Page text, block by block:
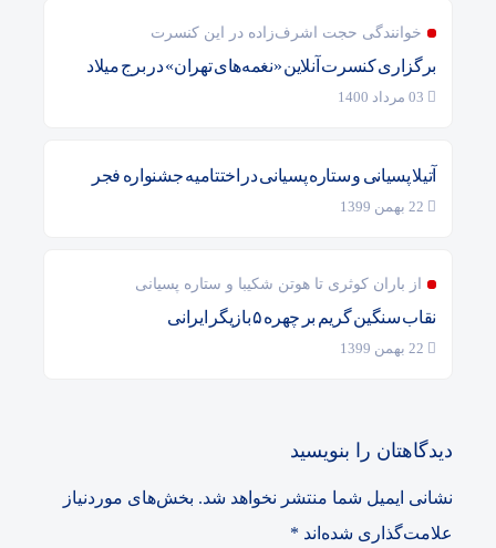
خوانندگی حجت اشرف‌زاده در این کنسرت
برگزاری کنسرت آنلاین «نغمه‌های تهران» در برج میلاد
آتیلا پسیانی و ستاره پسیانی در اختتامیه جشنواره فجر
از باران کوثری تا هوتن شکیبا و ستاره پسیانی
نقاب سنگین گریم بر چهره ۵ بازیگر ایرانی
دیدگاهتان را بنویسید
نشانی ایمیل شما منتشر نخواهد شد. بخش‌های موردنیاز
علامت‌گذاری شده‌اند *